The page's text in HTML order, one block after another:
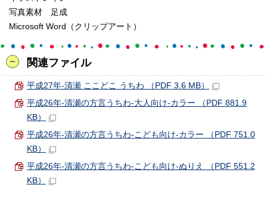
写真素材 足成
Microsoft Word（クリップアート）
関連ファイル
平成27年-清瀬 ここどこ うちわ （PDF 3.6 MB）
平成26年-清瀬の方言うちわ-大人向け-カラー （PDF 881.9
KB）
平成26年-清瀬の方言うちわ-こども向け-カラー （PDF 751.0
KB）
平成26年-清瀬の方言うちわ-こども向け-ぬりえ （PDF 551.2
KB）